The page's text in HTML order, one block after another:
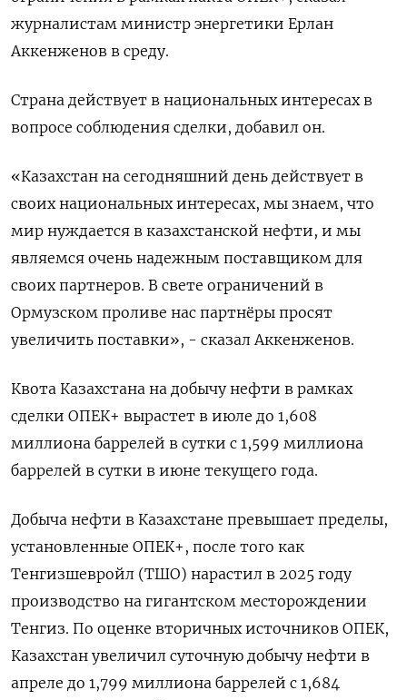
журналистам министр энергетики Ерлан
Аккенженов в среду.
Страна действует в национальных интересах в
вопросе соблюдения сделки, добавил он.
«Казахстан ‌на сегодняшний день действует в
своих национальных интересах, мы знаем, что
мир нуждается в казахстанской нефти, и мы
являемся очень надежным поставщиком для
своих партнеров. В свете ограничений в
Ормузском проливе нас партнёры ​просят
увеличить поставки», - сказал Аккенженов.
Квота ​Казахстана на добычу нефти ​в рамках
⁠сделки ОПЕК+ вырастет в июле до 1,608
миллиона баррелей в сутки ‌с 1,599 миллиона
баррелей в сутки в ‌июне текущего года.
Добыча нефти в Казахстане превышает пределы,
установленные ОПЕК+, после того как
Тенгизшевройл (ТШО) нарастил в ​2025 году
производство на гигантском месторождении
Тенгиз. По оценке вторичных источников ОПЕК,
Казахстан увеличил ‌суточную добычу нефти в
апреле до 1,799 миллиона баррелей с 1,684